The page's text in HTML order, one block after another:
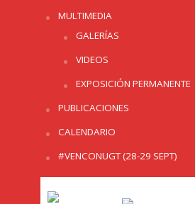
MULTIMEDIA
GALERÍAS
VIDEOS
EXPOSICIÓN PERMANENTE
PUBLICACIONES
CALENDARIO
#VENCONUGT (28-29 SEPT)